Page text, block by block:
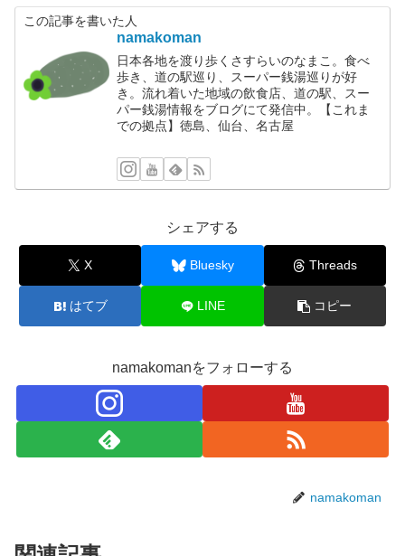
この記事を書いた人
namakoman
日本各地を渡り歩くさすらいのなまこ。食べ
歩き、道の駅巡り、スーパー銭湯巡りが好
き。流れ着いた地域の飲食店、道の駅、スー
パー銭湯情報をブログにて発信中。【これま
での拠点】徳島、仙台、名古屋
シェアする
X Bluesky Threads
はてブ LINE コピー
namakomanをフォローする
namakoman